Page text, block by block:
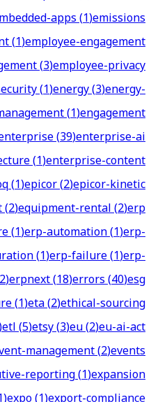
apps(1)emissions
(1)employee-engagement
(3)employee-privacy
(1)energy(3)energy-
(1)engagement
(39)enterprise-ai
(1)enterprise-content
(1)epicor(2)epicor-kinetic
(2)equipment-rental(2)erp
(1)erp-automation(1)erp-
(1)erp-failure(1)erp-
2)erpnext(18)errors(40)esg
(1)eta(2)ethical-sourcing
etl(5)etsy(3)eu(2)eu-ai-act
management(2)events
reporting(1)expansion